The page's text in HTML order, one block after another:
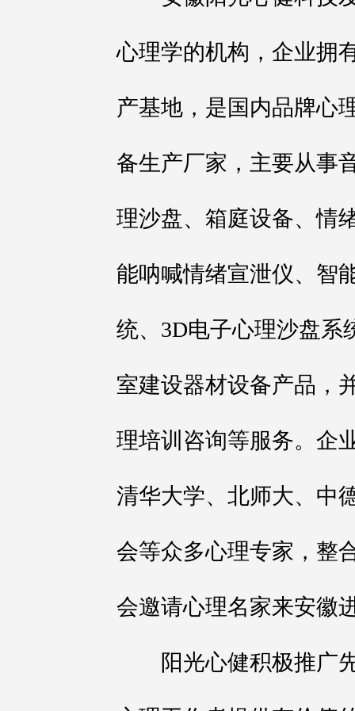
心理学的机构，企业拥
产基地，是国内品牌心
备生产厂家，主要从事
理沙盘、箱庭设备、情
能呐喊情绪宣泄仪、智
统、3D电子心理沙盘系
室建设器材设备产品，
理培训咨询等服务。企
清华大学、北师大、中
会等众多心理专家，整
会邀请心理名家来安徽
阳光心健积极推广先